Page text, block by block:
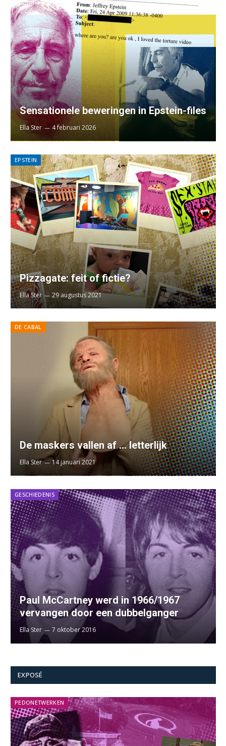
Sensationele beweringen in Epstein-files
Ella Ster 4 februari 2026
EPSTEIN
Pizzagate: feit of fictie?
Ella Ster 29 augustus 2021
DE CABAL
De maskers vallen af … letterlijk
Ella Ster 14 januari 2021
GESCHIEDENIS
Paul McCartney werd in 1966/1967
vervangen door een dubbelganger
Ella Ster 7 oktober 2016
EXPOSÉ
PEDONETWERKEN